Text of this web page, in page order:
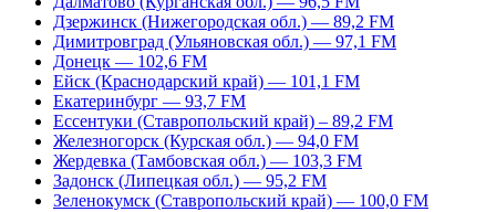
Дзержинск (Нижегородская обл.) — 89,2 FM
Димитровград (Ульяновская обл.) — 97,1 FM
Донецк — 102,6 FM
Ейск (Краснодарский край) — 101,1 FM
Екатеринбург — 93,7 FM
Ессентуки (Ставропольский край) – 89,2 FM
Железногорск (Курская обл.) — 94,0 FM
Жердевка (Тамбовская обл.) — 103,3 FM
Задонск (Липецкая обл.) — 95,2 FM
Зеленокумск (Ставропольский край) — 100,0 FM